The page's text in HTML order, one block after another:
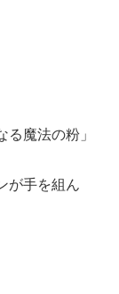
魔法の粉」
が手を組ん